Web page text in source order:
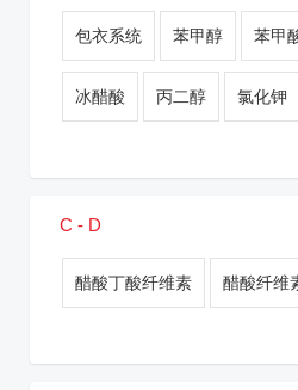
包衣系统 苯甲醇 苯甲
冰醋酸 丙二醇 氯化钾
C - D
醋酸丁酸纤维素 醋酸纤维